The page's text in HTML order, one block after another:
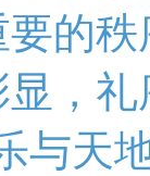
要的
，
与天